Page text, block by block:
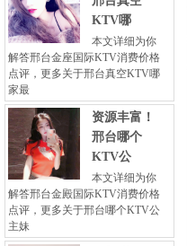
KTV哪
本文详细为你
解答邢台金座国际KTV消费价格
点评，更多关于邢台真空KTV哪
家最
资源丰富！
邢台哪个
KTV公
本文详细为你
解答邢台金殿国际KTV消费价格
点评，更多关于邢台哪个KTV公
主妹